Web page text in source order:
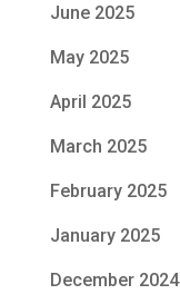
June 2025
May 2025
April 2025
March 2025
February 2025
January 2025
December 2024